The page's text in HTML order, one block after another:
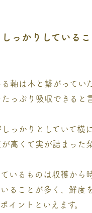
っかりしているこ
軸は木と繋がってい
っぷり吸収できると
っかりとしていて横
高くて実が詰まった
いるものは収穫から
ることが多く、鮮度
イントといえます。